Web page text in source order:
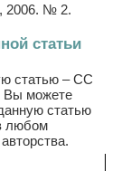
2006. № 2.
статьи
статью – CC
Вы можете
статью
любом